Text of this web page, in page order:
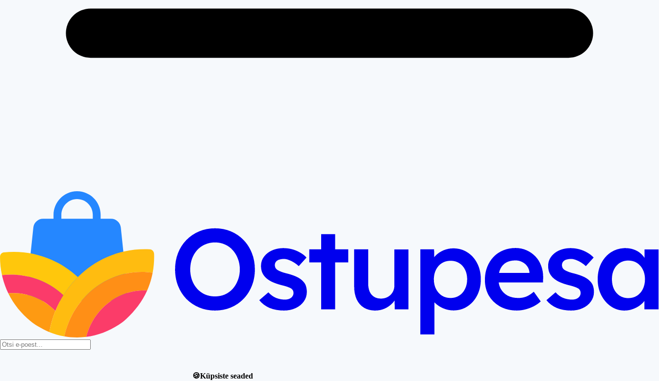
🍪Küpsiste seaded